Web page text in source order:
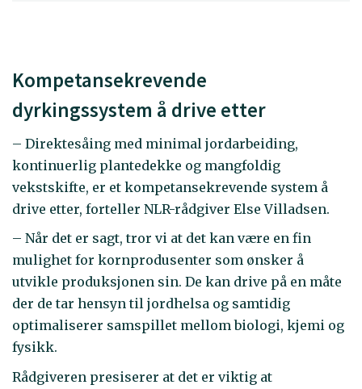
Kompetansekrevende
dyrkingssystem å drive etter
– Direktesåing med minimal jordarbeiding,
kontinuerlig plantedekke og mangfoldig
vekstskifte, er et kompetansekrevende system å
drive etter, forteller NLR-rådgiver Else Villadsen.
– Når det er sagt, tror vi at det kan være en fin
mulighet for kornprodusenter som ønsker å
utvikle produksjonen sin. De kan drive på en måte
der de tar hensyn til jordhelsa og samtidig
optimaliserer samspillet mellom biologi, kjemi og
fysikk.
Rådgiveren presiserer at det er viktig at